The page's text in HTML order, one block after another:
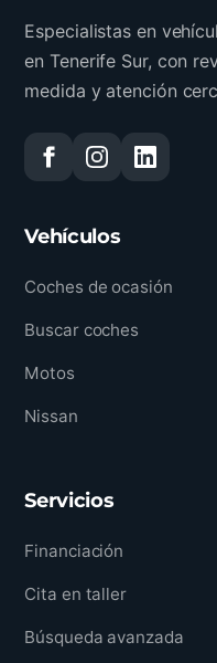
Especialistas en
en Tenerife Sur, con
medida y atención
Vehículos
Coches de ocasión
Buscar coches
Motos
Nissan
Servicios
Financiación
Cita en taller
Búsqueda avanzada